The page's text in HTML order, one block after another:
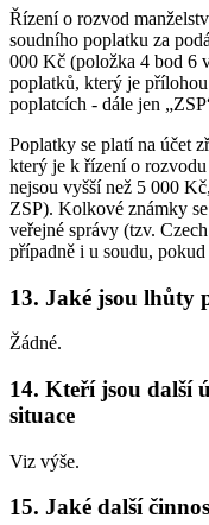
Řízení o rozvod
soudního poplatku za
000 Kč (položka 4 bod 6
poplatků, který je
poplatcích - dále jen
Poplatky se platí na účet
který je k řízení o
nejsou vyšší než 5 000
ZSP). Kolkové známky
veřejné správy (tzv.
případně i u soudu,
13. Jaké jsou lhůty
Žádné.
14. Kteří jsou další
situace
Viz výše.
15. Jaké další